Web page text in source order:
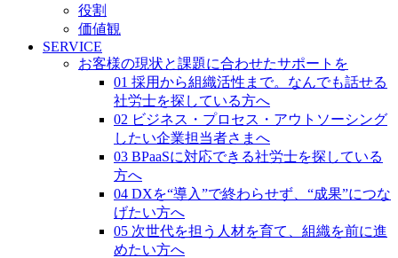
役割
価値観
SERVICE
お客様の現状と課題に合わせたサポートを
01 採用から組織活性まで。なんでも話せる
社労士を探している方へ
02 ビジネス・プロセス・アウトソーシング
したい企業担当者さまへ
03 BPaaSに対応できる社労士を探している
方へ
04 DXを“導入”で終わらせず、“成果”につな
げたい方へ
05 次世代を担う人材を育て、組織を前に進
めたい方へ